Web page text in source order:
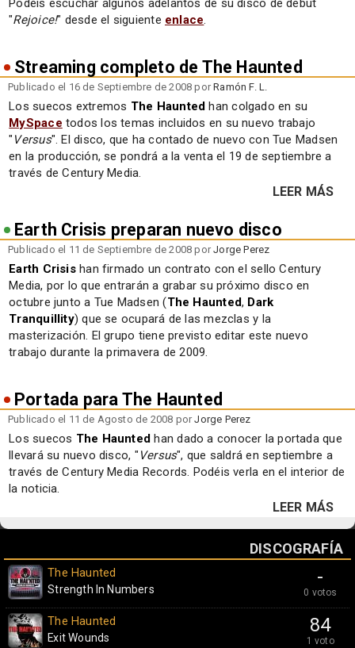
Podéis escuchar algunos adelantos de su disco de debut
"Rejoice!" desde el siguiente enlace.
Streaming completo de The Haunted
Publicado el 16 de Septiembre de 2008 porRamón F. L.
Los suecos extremos The Haunted han colgado en su
MySpace todos los temas incluidos en su nuevo trabajo
" Versus". El disco, que ha contado de nuevo con Tue Madsen
en la producción, se pondrá a la venta el 19 de septiembre a
través de Century Media.
LEER MÁS
Earth Crisis preparan nuevo disco
Publicado el 11 de Septiembre de 2008 porJorge Perez
Earth Crisishan firmado un contrato con el sello Century
Media, por lo que entrarán a grabar su próximo disco en
octubre junto a Tue Madsen (The Haunted, Dark
Tranquillity) que se ocupará de las mezclas y la
masterización. El grupo tiene previsto editar este nuevo
trabajo durante la primavera de 2009.
Portada para The Haunted
Publicado el 11 de Agosto de 2008 porJorge Perez
Los suecos The Haunted han dado a conocer la portada que
llevará su nuevo disco, " Versus", que saldrá en septiembre a
través de Century Media Records. Podéis verla en el interior de
la noticia.
LEER MÁS
DISCOGRAFÍA
-
0 votos
The Haunted
Strength In Numbers
84
1 voto
The Haunted
Exit Wounds